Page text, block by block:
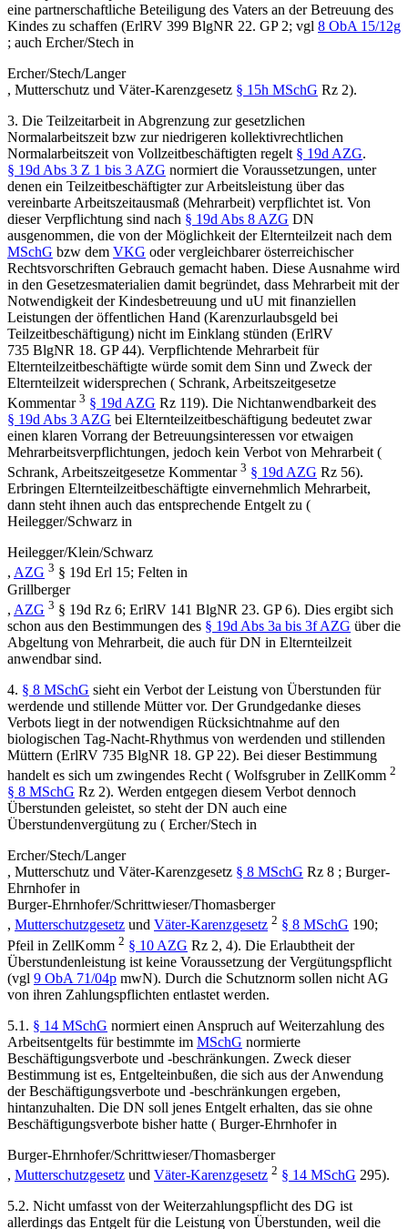
eine partnerschaftliche Beteiligung des Vaters an der Betreuung des
Kindes zu schaffen (ErlRV 399 BlgNR 22. GP 2; vgl 8 ObA 15/12g
; auch Ercher/Stech in
Ercher/Stech/Langer
, Mutterschutz und Väter-Karenzgesetz § 15h MSchG Rz 2).
3. Die Teilzeitarbeit in Abgrenzung zur gesetzlichen
Normalarbeitszeit bzw zur niedrigeren kollektivrechtlichen
Normalarbeitszeit von Vollzeitbeschäftigten regelt § 19d AZG.
§ 19d Abs 3 Z 1 bis 3 AZG normiert die Voraussetzungen, unter
denen ein Teilzeitbeschäftigter zur Arbeitsleistung über das
vereinbarte Arbeitszeitausmaß (Mehrarbeit) verpflichtet ist. Von
dieser Verpflichtung sind nach § 19d Abs 8 AZG DN
ausgenommen, die von der Möglichkeit der Elternteilzeit nach dem
MSchG bzw dem VKG oder vergleichbarer österreichischer
Rechtsvorschriften Gebrauch gemacht haben. Diese Ausnahme wird
in den Gesetzesmaterialien damit begründet, dass Mehrarbeit mit der
Notwendigkeit der Kindesbetreuung und uU mit finanziellen
Leistungen der öffentlichen Hand (Karenzurlaubsgeld bei
Teilzeitbeschäftigung) nicht im Einklang stünden (ErlRV
735 BlgNR 18. GP 44). Verpflichtende Mehrarbeit für
Elternteilzeitbeschäftigte würde somit dem Sinn und Zweck der
Elternteilzeit widersprechen ( Schrank, Arbeitszeitgesetze
Kommentar 3 § 19d AZG Rz 119). Die Nichtanwendbarkeit des
§ 19d Abs 3 AZG bei Elternteilzeitbeschäftigung bedeutet zwar
einen klaren Vorrang der Betreuungsinteressen vor etwaigen
Mehrarbeitsverpflichtungen, jedoch kein Verbot von Mehrarbeit (
Schrank, Arbeitszeitgesetze Kommentar 3 § 19d AZG Rz 56).
Erbringen Elternteilzeitbeschäftigte einvernehmlich Mehrarbeit,
dann steht ihnen auch das entsprechende Entgelt zu (
Heilegger/Schwarz in
Heilegger/Klein/Schwarz
, AZG 3 § 19d Erl 15; Felten in
Grillberger
, AZG 3 § 19d Rz 6; ErlRV 141 BlgNR 23. GP 6). Dies ergibt sich
schon aus den Bestimmungen des § 19d Abs 3a bis 3f AZG über die
Abgeltung von Mehrarbeit, die auch für DN in Elternteilzeit
anwendbar sind.
4. § 8 MSchG sieht ein Verbot der Leistung von Überstunden für
werdende und stillende Mütter vor. Der Grundgedanke dieses
Verbots liegt in der notwendigen Rücksichtnahme auf den
biologischen Tag-Nacht-Rhythmus von werdenden und stillenden
Müttern (ErlRV 735 BlgNR 18. GP 22). Bei dieser Bestimmung
handelt es sich um zwingendes Recht ( Wolfsgruberin ZellKomm 2
§ 8 MSchG Rz 2). Werden entgegen diesem Verbot dennoch
Überstunden geleistet, so steht der DN auch eine
Überstundenvergütung zu ( Ercher/Stech in
Ercher/Stech/Langer
, Mutterschutz und Väter-Karenzgesetz § 8 MSchG Rz 8 ; Burger-
Ehrnhoferin
Burger-Ehrnhofer/Schrittwieser/Thomasberger
, Mutterschutzgesetz und Väter-Karenzgesetz 2 § 8 MSchG 190;
Pfeil in ZellKomm 2 § 10 AZG Rz 2, 4). Die Erlaubtheit der
Überstundenleistung ist keine Voraussetzung der Vergütungspflicht
(vgl 9 ObA 71/04p mwN). Durch die Schutznorm sollen nicht AG
von ihren Zahlungspflichten entlastet werden.
5.1. § 14 MSchG normiert einen Anspruch auf Weiterzahlung des
Arbeitsentgelts für bestimmte im MSchG normierte
Beschäftigungsverbote und -beschränkungen. Zweck dieser
Bestimmung ist es, Entgelteinbußen, die sich aus der Anwendung
der Beschäftigungsverbote und -beschränkungen ergeben,
hintanzuhalten. Die DN soll jenes Entgelt erhalten, das sie ohne
Beschäftigungsverbote bisher hatte ( Burger-Ehrnhoferin
Burger-Ehrnhofer/Schrittwieser/Thomasberger
, Mutterschutzgesetz und Väter-Karenzgesetz 2 § 14 MSchG 295).
5.2. Nicht umfasst von der Weiterzahlungspflicht des DG ist
allerdings das Entgelt für die Leistung von Überstunden, weil die